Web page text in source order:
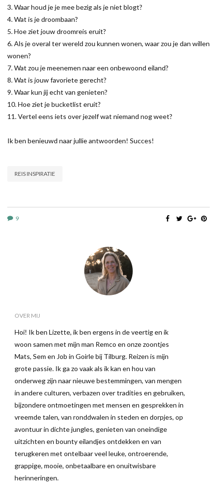
3. Waar houd je je mee bezig als je niet blogt?
4. Wat is je droombaan?
5. Hoe ziet jouw droomreis eruit?
6. Als je overal ter wereld zou kunnen wonen, waar zou je dan willen
wonen?
7. Wat zou je meenemen naar een onbewoond eiland?
8. Wat is jouw favoriete gerecht?
9. Waar kun jij echt van genieten?
10. Hoe ziet je bucketlist eruit?
11. Vertel eens iets over jezelf wat niemand nog weet?
Ik ben benieuwd naar jullie antwoorden! Succes!
REIS INSPIRATIE
9
OVER MIJ
Hoi! Ik ben Lizette, ik ben ergens in de veertig en ik
woon samen met mijn man Remco en onze zoontjes
Mats, Sem en Job in Goirle bij Tilburg. Reizen is mijn
grote passie. Ik ga zo vaak als ik kan en hou van
onderweg zijn naar nieuwe bestemmingen, van mengen
in andere culturen, verbazen over tradities en gebruiken,
bijzondere ontmoetingen met mensen en gesprekken in
vreemde talen, van ronddwalen in steden en dorpjes, op
avontuur in dichte jungles, genieten van oneindige
uitzichten en bounty eilandjes ontdekken en van
terugkeren met ontelbaar veel leuke, ontroerende,
grappige, mooie, onbetaalbare en onuitwisbare
herinneringen.